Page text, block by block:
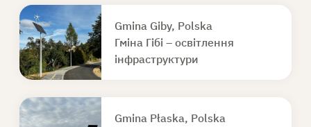
Gmina Giby, Polska
Гміна Гібі – освітлення
інфраструктури
Gmina Płaska, Polska